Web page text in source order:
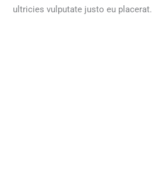
ultricies vulputate justo eu placerat.